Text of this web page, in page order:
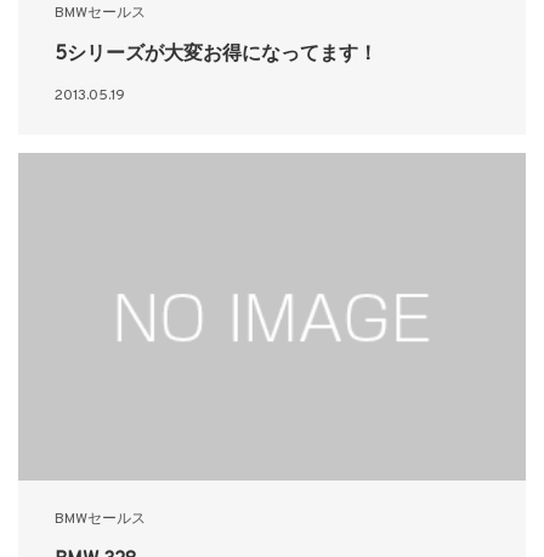
BMWセールス
5シリーズが大変お得になってます！
2013.05.19
BMWセールス